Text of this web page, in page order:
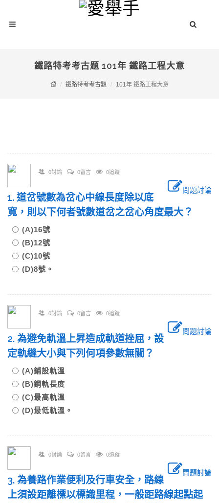
鐵路特考考古題 101年 鐵路工程大意
鐵路特考考古題 101年 鐵路工程大意
0討論 0留言 0追蹤
問題討論
1. 道岔號數為岔心中線長度除以底
寬，則以下何者號數道岔之岔心角度最大？
(A)16號
(B)12號
(C)10號
(D)8號。
0討論 0留言 0追蹤
問題討論
2. 為避免軌溫上昇造成軌道挫屈，設
定軌縫大小與下列何項參數無關？
(A)鋪設軌溫
(B)鋼軌長度
(C)最高軌溫
(D)最低軌溫。
0討論 0留言 0追蹤
問題討論
3. 為養路作業便利及行車安全，路線
上須設距離標以標識里程，一般距路線起點起